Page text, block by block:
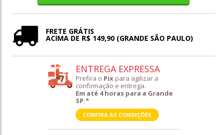
FRETE GRÁTIS
ACIMA DE R$ 149,90 (GRANDE SÃO PAULO)
ENTREGA EXPRESSA
Prefira o Pix para agilizar a
confirmação e entrega.
Em até 4 horas para a Grande
SP.*
CONFIRA AS CONDIÇÕES